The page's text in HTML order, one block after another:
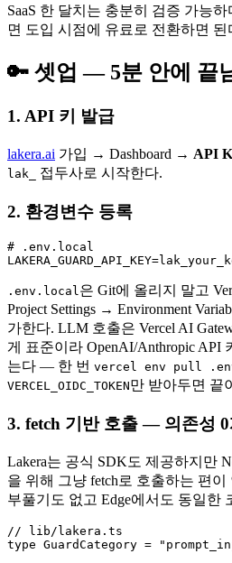
SaaS 한 달치는 충분히 검증 가능
면 도입 시점에 유료로 전환하면 된
🔑 셋업 — 5분 안에 끝
1. API 키 발급
lakera.ai 가입 → Dashboard → API
lak_ 접두사로 시작한다.
2. 환경변수 등록
# .env.local
.env.local은 Git에 올리지 말고
Project Settings → Environment
가한다. LLM 호출은 Vercel AI
게 표준이라 OpenAI/Anthropic API
는다 — 한 번 vercel env pull
VERCEL_OIDC_TOKEN만 받아두면 끝
3. fetch 기반 호출 — 의존성 0
Lakera는 공식 SDK도 제공하지만
을 위해 그냥 fetch로 호출하는 편이
부풀기도 없고 Edge에서도 동일한
// lib/lakera.ts
type GuardCategory =